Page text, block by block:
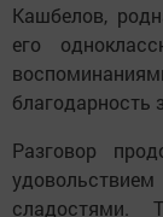
Кашбелов,
его
благодарность
Разговор
сладостями.